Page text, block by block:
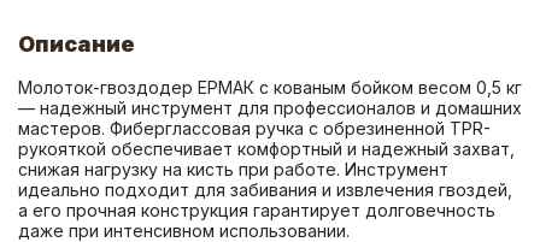
Описание
Молоток-гвоздодер ЕРМАК с кованым бойком весом 0,5 кг
— надежный инструмент для профессионалов и домашних
мастеров. Фиберглассовая ручка с обрезиненной TPR-
рукояткой обеспечивает комфортный и надежный захват,
снижая нагрузку на кисть при работе. Инструмент
идеально подходит для забивания и извлечения гвоздей,
а его прочная конструкция гарантирует долговечность
даже при интенсивном использовании.